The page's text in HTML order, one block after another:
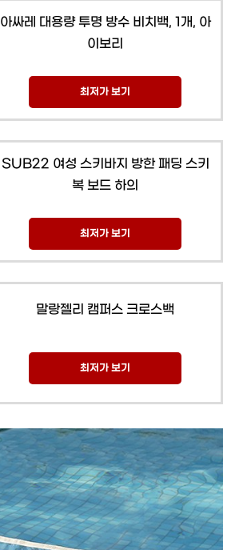
아싸레 대용량 투명 방수 비치백, 1개, 아
이보리
최저가 보기
SUB22 여성 스키바지 방한 패딩 스키
복 보드 하의
최저가 보기
말랑젤리 캠퍼스 크로스백
최저가 보기